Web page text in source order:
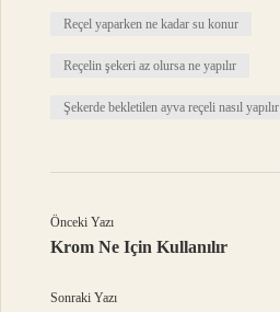
Reçel yaparken ne kadar su konur
Reçelin şekeri az olursa ne yapılır
Şekerde bekletilen ayva reçeli nasıl yapılır
Önceki Yazı
Krom Ne Için Kullanılır
Sonraki Yazı